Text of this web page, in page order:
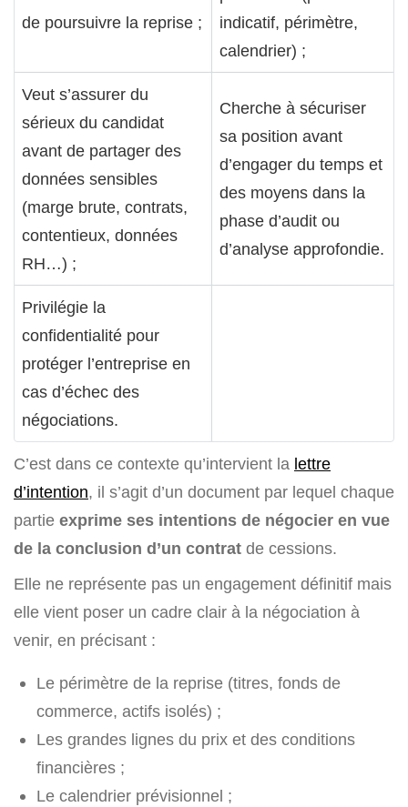
de poursuivre la reprise ;
indicatif, périmètre,
calendrier) ;
Veut s’assurer du
sérieux du candidat
avant de partager des
données sensibles
(marge brute, contrats,
contentieux, données
RH…) ;
Cherche à sécuriser
sa position avant
d’engager du temps et
des moyens dans la
phase d’audit ou
d’analyse approfondie.
Privilégie la
confidentialité pour
protéger l’entreprise en
cas d’échec des
négociations.
C’est dans ce contexte qu’intervient la lettre
d’intention, il s’agit d’un document par lequel chaque
partie exprime ses intentions de négocier en vue
de la conclusion d’un contrat de cessions.
Elle ne représente pas un engagement définitif mais
elle vient poser un cadre clair à la négociation à
venir, en précisant :
Le périmètre de la reprise (titres, fonds de
commerce, actifs isolés) ;
Les grandes lignes du prix et des conditions
financières ;
Le calendrier prévisionnel ;